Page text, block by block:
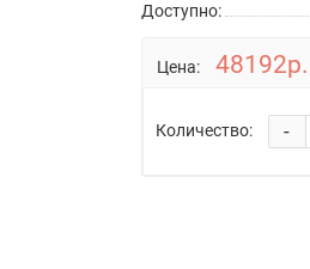
Доступно:
Цена: 48192р.
Количество: -